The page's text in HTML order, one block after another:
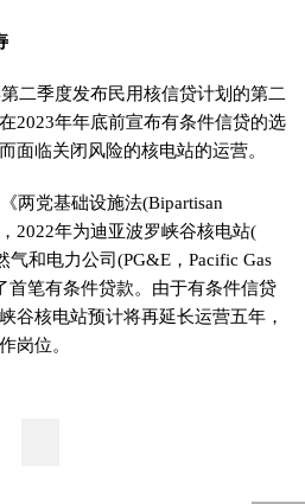
二季度发布民用核信贷计划的第二
2023年年底前宣布有条件信贷的选
面临关闭风险的核电站的运营。
两党基础设施法(Bipartisan
2022年为迪亚波罗峡谷核电站(
气和电力公司(PG&E，Pacific Gas
首笔有条件贷款。由于有条件信贷
谷核电站预计将再延长运营五年，
岗位。